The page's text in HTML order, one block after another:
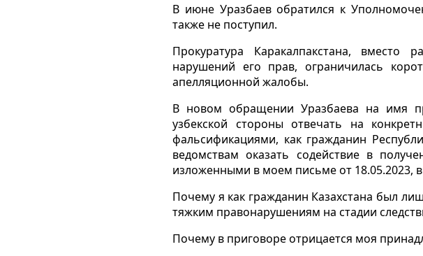
В июне Уразбаев обратился к
также не поступил.
Прокуратура Каракалпакстана,
нарушений его прав, ограничилась
апелляционной жалобы.
В новом обращении Уразбаева на имя
узбекской стороны отвечать на
фальсификациями, как гражданин
ведомствам оказать содействие в
изложенными в моем письме от 18.05.2023,
Почему я как гражданин Казахстана был
тяжким правонарушениям на стадии
Почему в приговоре отрицается моя